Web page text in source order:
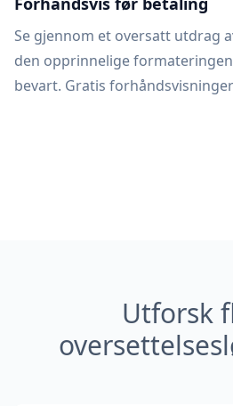
Se gjennom et oversatt utdrag
den opprinnelige
bevart. Gratis
Utforsk